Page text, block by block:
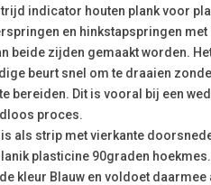
indicator houten plank voor
en hinkstapspringen
beide zijden gemaakt worden.
beurt snel om te draaien
bereiden. Dit is vooral bij een
proces.
als strip met vierkante
plasticine 90graden
kleur Blauw en voldoet daarmee